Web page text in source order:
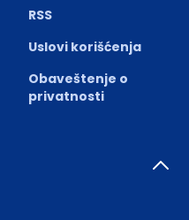
RSS
Uslovi korišćenja
Obaveštenje o
privatnosti